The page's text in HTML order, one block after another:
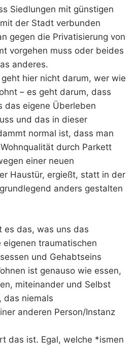
Siedlungen mit günstigen
der Stadt verbunden
gegen die Privatisierung von
vorgehen muss oder beides
anderes.
hier nicht darum, wer wie
– es geht darum, dass
das eigene Überleben
und das in dieser
normal ist, dass man
durch Parkett
einer neuen
Haustür, ergießt, statt in der
anders gestalten
es das, was uns das
traumatischen
und Gehabtseins
ist genauso wie essen,
miteinander und Selbst
das niemals
anderen Person/Instanz
das ist. Egal, welche *ismen